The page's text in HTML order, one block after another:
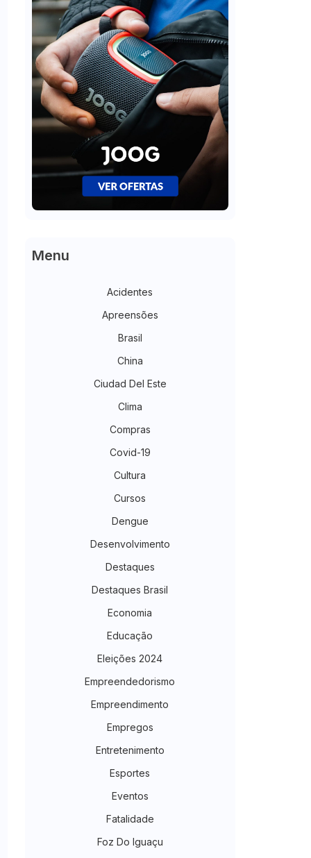
Menu
Acidentes
Apreensões
Brasil
China
Ciudad Del Este
Clima
Compras
Covid-19
Cultura
Cursos
Dengue
Desenvolvimento
Destaques
Destaques Brasil
Economia
Educação
Eleições 2024
Empreendedorismo
Empreendimento
Empregos
Entretenimento
Esportes
Eventos
Fatalidade
Foz Do Iguaçu